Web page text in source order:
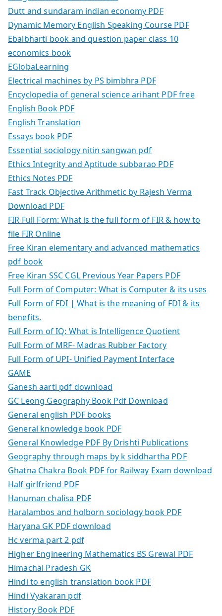
Dutt and sundaram indian economy PDF
Dynamic Memory English Speaking Course PDF
Ebalbharti book and question paper class 10
economics book
EGlobaLearning
Electrical machines by PS bimbhra PDF
Encyclopedia of general science arihant PDF free
English Book PDF
English Translation
Essays book PDF
Essential sociology nitin sangwan pdf
Ethics Integrity and Aptitude subbarao PDF
Ethics Notes PDF
Fast Track Objective Arithmetic by Rajesh Verma
Download PDF
FIR Full Form: What is the full form of FIR & how to
file FIR Online
Free Kiran elementary and advanced mathematics
pdf book
Free Kiran SSC CGL Previous Year Papers PDF
Full Form of Computer: What is Computer & its uses
Full Form of FDI | What is the meaning of FDI & its
benefits.
Full Form of IQ: What is Intelligence Quotient
Full Form of MRF- Madras Rubber Factory
Full Form of UPI- Unified Payment Interface
GAME
Ganesh aarti pdf download
GC Leong Geography Book Pdf Download
General english PDF books
General knowledge book PDF
General Knowledge PDF By Drishti Publications
Geography through maps by k siddhartha PDF
Ghatna Chakra Book PDF for Railway Exam download
Half girlfriend PDF
Hanuman chalisa PDF
Haralambos and holborn sociology book PDF
Haryana GK PDF download
Hc verma part 2 pdf
Higher Engineering Mathematics BS Grewal PDF
Himachal Pradesh GK
Hindi to english translation book PDF
Hindi Vyakaran pdf
History Book PDF